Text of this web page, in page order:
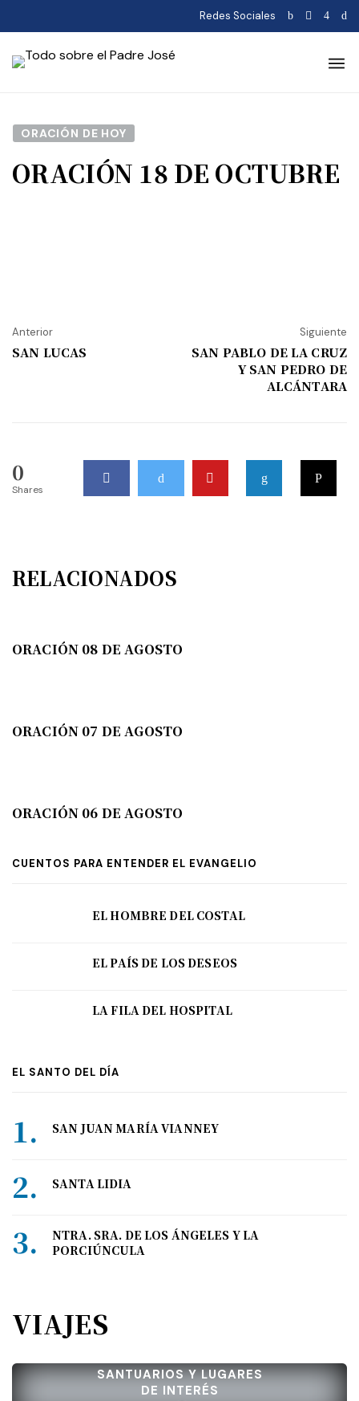
Redes Sociales
ORACIÓN DE HOY
ORACIÓN 18 DE OCTUBRE
Anterior
SAN LUCAS
Siguiente
SAN PABLO DE LA CRUZ
Y SAN PEDRO DE
ALCÁNTARA
0
Shares
RELACIONADOS
ORACIÓN 08 DE AGOSTO
ORACIÓN 07 DE AGOSTO
ORACIÓN 06 DE AGOSTO
CUENTOS PARA ENTENDER EL EVANGELIO
EL HOMBRE DEL COSTAL
EL PAÍS DE LOS DESEOS
LA FILA DEL HOSPITAL
EL SANTO DEL DÍA
SAN JUAN MARÍA VIANNEY
SANTA LIDIA
NTRA. SRA. DE LOS ÁNGELES Y LA
PORCIÚNCULA
VIAJES
SANTUARIOS Y LUGARES
DE INTERÉS